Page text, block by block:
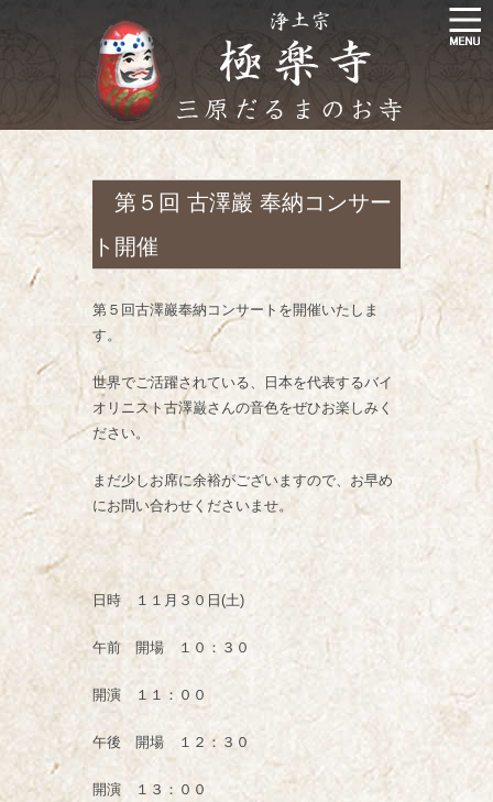
第５回 古澤巖 奉納コンサー
ト開催
第５回古澤巖奉納コンサートを開催いたしま
す。
世界でご活躍されている、日本を代表するバイ
オリニスト古澤巌さんの音色をぜひお楽しみく
ださい。
まだ少しお席に余裕がございますので、お早め
にお問い合わせくださいませ。
日時 １１月３０日(土)
午前 開場 １０：３０
開演 １１：００
午後 開場 １２：３０
開演 １３：００